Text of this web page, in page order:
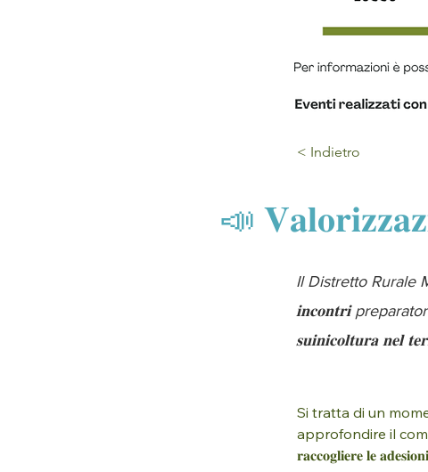
< Indietro
📣
Il Distretto Rurale
𝐢𝐧𝐜𝐨𝐧𝐭𝐫𝐢
𝐬𝐮𝐢𝐧𝐢𝐜𝐨𝐥𝐭𝐮𝐫𝐚 𝐧𝐞𝐥
Si tratta di un
approfondire il
𝐫𝐚𝐜𝐜𝐨𝐠𝐥𝐢𝐞𝐫𝐞 𝐥𝐞